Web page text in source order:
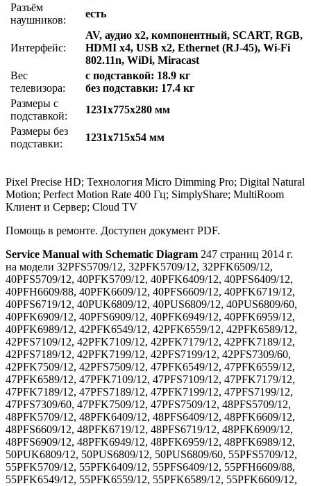
Разъём
наушников:
есть
Интерфейс:
AV, аудио x2, компонентный, SCART, RGB,
HDMI x4, USB x2, Ethernet (RJ-45), Wi-Fi
802.11n, WiDi, Miracast
Вес
телевизора:
с подставкой: 18.9 кг
без подставки: 17.4 кг
Размеры с
подставкой:
1231x775x280 мм
Размеры без
подставки:
1231x715x54 мм
Pixel Precise HD; Технология Micro Dimming Pro; Digital Natural
Motion; Рerfect Motion Rate 400 Гц; SimplyShare; MultiRoom
Клиент и Сервер; Cloud TV
Помощь в ремонте. Доступен документ PDF.
Service Manual with Schematic Diagram 247 страниц 2014 г.
на модели 32PFS5709/12, 32PFK5709/12, 32PFK6509/12,
40PFS5709/12, 40PFK5709/12, 40PFK6409/12, 40PFS6409/12,
40PFH6609/88, 40PFK6609/12, 40PFS6609/12, 40PFK6719/12,
40PFS6719/12, 40PUK6809/12, 40PUS6809/12, 40PUS6809/60,
40PFK6909/12, 40PFS6909/12, 40PFK6949/12, 40PFK6959/12,
40PFK6989/12, 42PFK6549/12, 42PFK6559/12, 42PFK6589/12,
42PFS7109/12, 42PFK7109/12, 42PFK7179/12, 42PFK7189/12,
42PFS7189/12, 42PFK7199/12, 42PFS7199/12, 42PFS7309/60,
42PFK7509/12, 42PFS7509/12, 47PFK6549/12, 47PFK6559/12,
47PFK6589/12, 47PFK7109/12, 47PFS7109/12, 47PFK7179/12,
47PFK7189/12, 47PFS7189/12, 47PFK7199/12, 47PFS7199/12,
47PFS7309/60, 47PFK7509/12, 47PFS7509/12, 48PFS5709/12,
48PFK5709/12, 48PFK6409/12, 48PFS6409/12, 48PFK6609/12,
48PFS6609/12, 48PFK6719/12, 48PFS6719/12, 48PFK6909/12,
48PFS6909/12, 48PFK6949/12, 48PFK6959/12, 48PFK6989/12,
50PUK6809/12, 50PUS6809/12, 50PUS6809/60, 55PFS5709/12,
55PFK5709/12, 55PFK6409/12, 55PFS6409/12, 55PFH6609/88,
55PFK6549/12, 55PFK6559/12, 55PFK6589/12, 55PFK6609/12,